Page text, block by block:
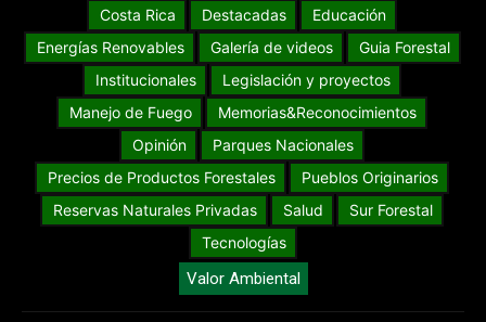
Costa Rica Destacadas
Educación
Energías Renovables
Galería de videos
Guia Forestal
Institucionales
Legislación y proyectos
Manejo de Fuego
Memorias&Reconocimientos
Opinión
Parques Nacionales
Precios de Productos Forestales
Pueblos Originarios
Reservas Naturales Privadas
Salud
Sur Forestal
Tecnologías
Valor Ambiental